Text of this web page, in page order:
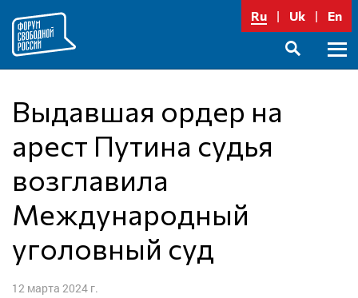
содержимому
Ru Uk En
Выдавшая ордер на
арест Путина судья
возглавила
Международный
уголовный суд
12 марта 2024 г.